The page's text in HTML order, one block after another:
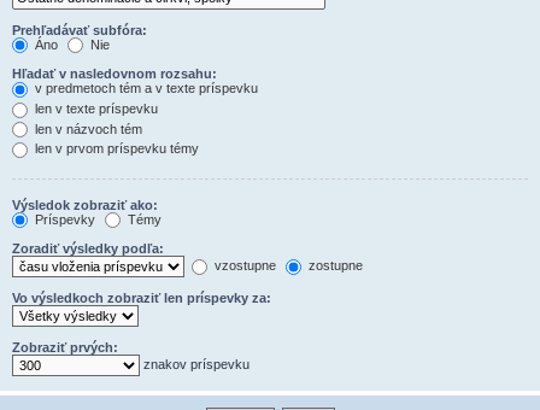
Prehľadávať subfóra:
Áno
Nie
Hľadať v nasledovnom rozsahu:
v predmetoch tém a v texte príspevku
len v texte príspevku
len v názvoch tém
len v prvom príspevku témy
Výsledok zobraziť ako:
Príspevky
Témy
Zoradiť výsledky podľa:
vzostupne
zostupne
Vo výsledkoch zobraziť len príspevky za:
Zobraziť prvých:
znakov príspevku